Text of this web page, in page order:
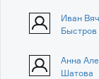
Иван
Быстров
Анна
Шатова